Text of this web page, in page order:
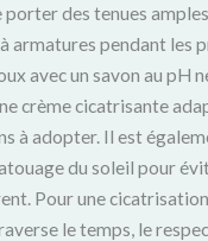
des tenues
armatures pendant les
avec un savon au pH
crème cicatrisante
à adopter. Il est
du soleil pour
Pour une
le temps, le